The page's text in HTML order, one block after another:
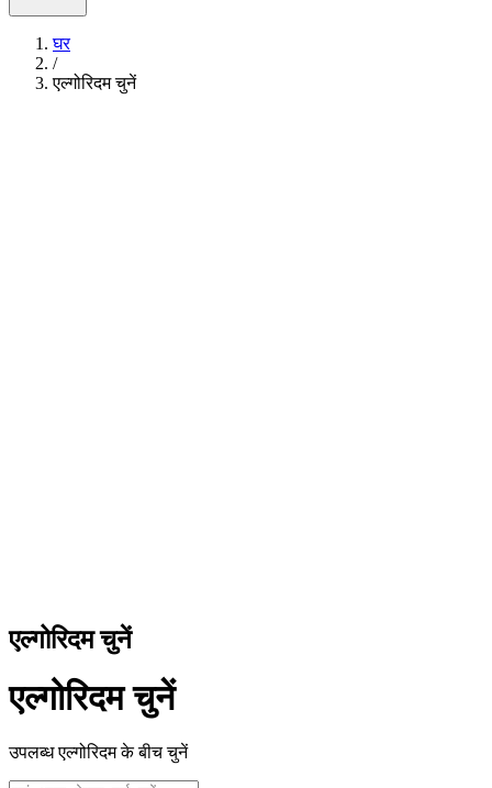
घर
/
एल्गोरिदम चुनें
एल्गोरिदम चुनें
एल्गोरिदम चुनें
उपलब्ध एल्गोरिदम के बीच चुनें